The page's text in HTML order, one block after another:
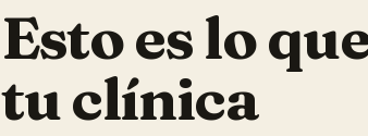
Esto es lo
tuclínica